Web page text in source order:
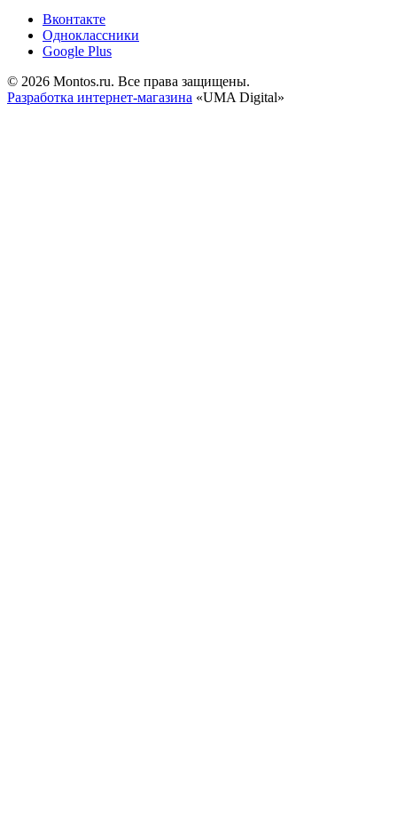
Вконтакте
Одноклассники
Google Plus
© 2026 Montos.ru. Все права защищены.
Разработка интернет-магазина «UMA Digital»